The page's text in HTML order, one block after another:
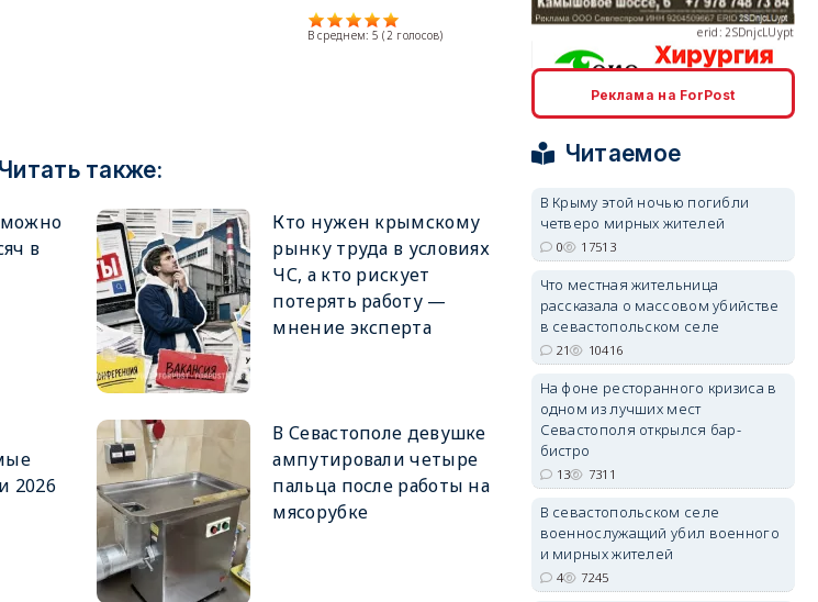
В среднем: 5 ( 2 голосов)
Читать также:
можно
в
Кто нужен крымскому
рынку труда в условиях
ЧС, а кто рискует
потерять работу —
мнение эксперта
2026
В Севастополе девушке
ампутировали четыре
пальца после работы на
мясорубке
erid: 2SDnjcrDNw6
erid: 2SDnjdvhGXG
Реклама на ForPost
Читаемое
В Крыму этой ночью погибли
четверо мирных жителей
0 17513
Что местная жительница
рассказала о массовом убийстве
в севастопольском селе
21 10416
На фоне ресторанного кризиса в
одном из лучших мест
Севастополя открылся бар-
бистро
13 7311
В севастопольском селе
военнослужащий убил военного
и мирных жителей
4 7245